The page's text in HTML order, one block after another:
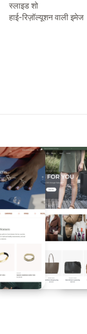
स्लाइड शो
हाई-रिज़ॉल्यूशन वाली इमेज